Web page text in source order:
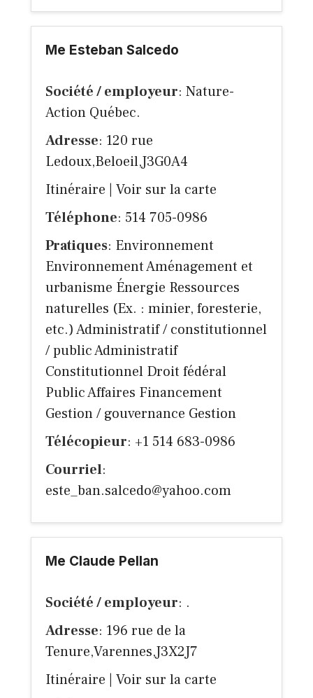
Me Esteban Salcedo
Société / employeur: Nature-
Action Québec.
Adresse: 120 rue
Ledoux,Beloeil,J3G0A4
Itinéraire
Voir sur la carte
Téléphone: 514 705-0986
Pratiques: Environnement
Environnement Aménagement et
urbanisme Énergie Ressources
naturelles (Ex. : minier, foresterie,
etc.) Administratif / constitutionnel
/ public Administratif
Constitutionnel Droit fédéral
Public Affaires Financement
Gestion / gouvernance Gestion
Télécopieur: +1 514 683-0986
Courriel:
este_ban.salcedo@yahoo.com
Me Claude Pellan
Société / employeur: .
Adresse: 196 rue de la
Tenure,Varennes,J3X2J7
Itinéraire
Voir sur la carte